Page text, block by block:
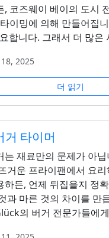
, 코즈웨이 베이의 도시
이밍에 의해 만들어집
합니다. 그래서 더 많은
2025
더 읽기
거 타이머
는 재료만의 문제가 아
거운 프라이팬에서 요
하든, 언제 뒤집을지 정
과 마른 것의 차이를 만
의 버거 전문가들에